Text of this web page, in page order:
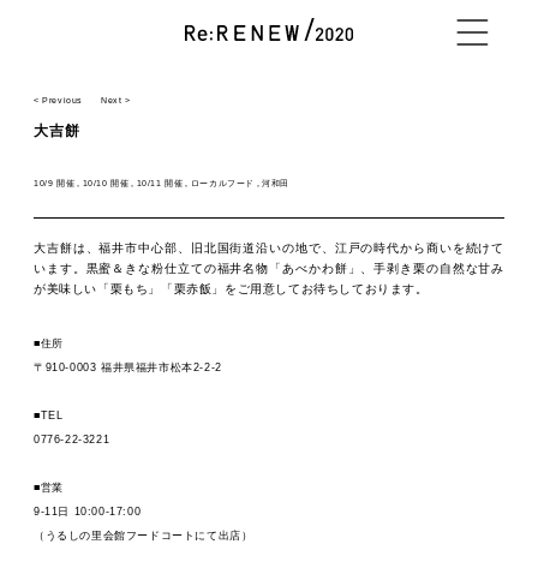
ABOUT
EXHIBITOR
MOVIE
< Previous Next >
大吉餅
10/9 開催 10/10 開催 10/11 開催 ローカルフード 河和田
大吉餅は、福井市中心部、旧北国街道沿いの地で、江戸の時代から商いを続けて
います。黒蜜＆きな粉仕立ての福井名物「あべかわ餅」、手剥き栗の自然な甘み
が美味しい「栗もち」「栗赤飯」をご用意してお待ちしております。
■住所
〒910-0003 福井県福井市松本2-2-2
■TEL
0776-22-3221
■営業
9-11日 10:00-17:00
（うるしの里会館フードコートにて出店）